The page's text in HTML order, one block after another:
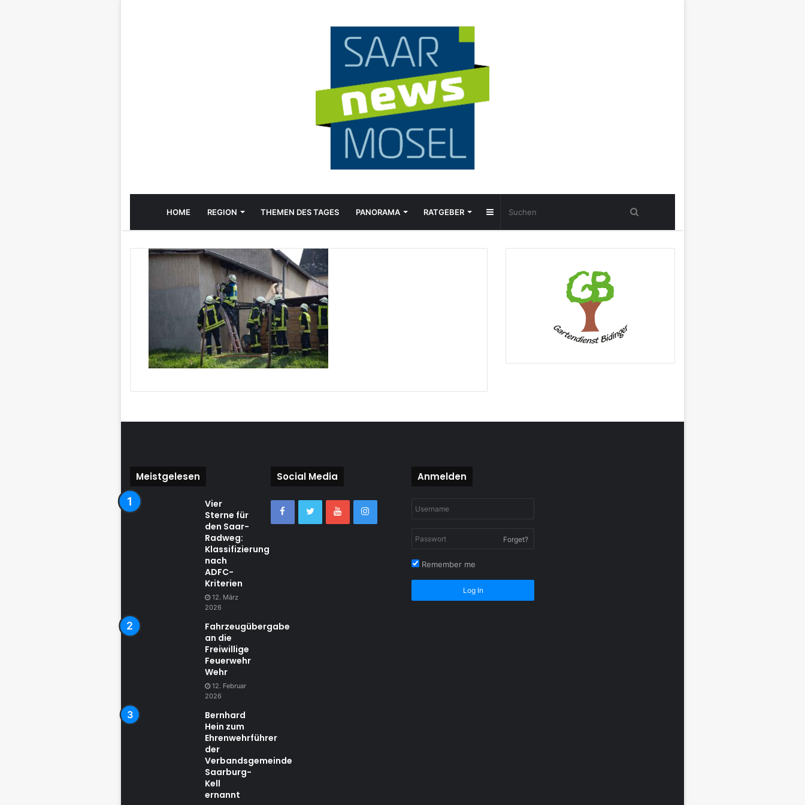
HOME REGION THEMEN DES TAGES PANORAMA RATGEBER Sidebar
Meistgelesen
Vier
Sterne für
den Saar-
Radweg:
Klassifizierung
nach
ADFC-
Kriterien
12. März
2026
Fahrzeugübergabe
an die
Freiwillige
Feuerwehr
Wehr
12. Februar
2026
Bernhard
Hein zum
Ehrenwehrführer
der
Verbandsgemeinde
Saarburg-
Kell
ernannt
Social Media Anmelden
Forget?
Remember me
Log In